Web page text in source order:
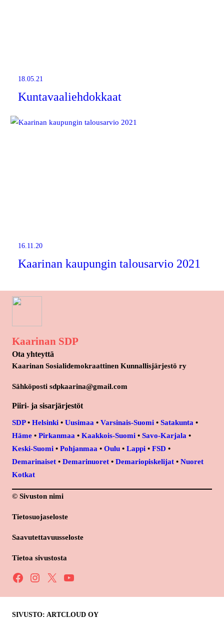
18.05.21
Kuntavaaliehdokkaat
16.11.20
Kaarinan kaupungin talousarvio 2021
Kaarinan SDP
Ota yhteyttä
Kaarinan Sosialidemokraattinen Kunnallisjärjestö ry
Sähköposti sdpkaarina@gmail.com
Piiri- ja sisarjärjestöt
SDP• Helsinki • Uusimaa • Varsinais-Suomi • Satakunta •
Häme • Pirkanmaa • Kaakkois-Suomi • Savo-Karjala •
Keski-Suomi • Pohjanmaa • Oulu • Lappi • FSD •
Demarinaiset • Demarinuoret • Demariopiskelijat • Nuoret
Kotkat
© Sivuston nimi
Tietosuojaseloste
Saavutettavuusseloste
Tietoa sivustosta
Facebook Instagram X YouTube
SIVUSTO: ARTCLOUD OY